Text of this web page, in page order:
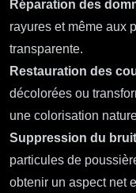
Réparation des
rayures et même aux
transparente.
Restauration des
décolorées ou
une colorisation
Suppression du
particules de
obtenir un aspect net